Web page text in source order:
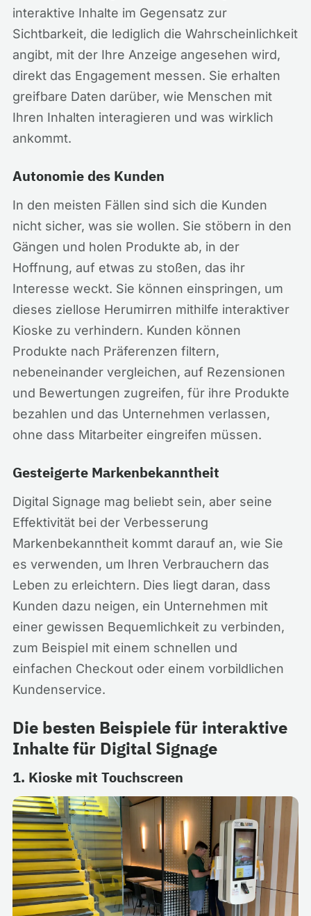
interaktive Inhalte im Gegensatz zur
Sichtbarkeit, die lediglich die Wahrscheinlichkeit
angibt, mit der Ihre Anzeige angesehen wird,
direkt das Engagement messen. Sie erhalten
greifbare Daten darüber, wie Menschen mit
Ihren Inhalten interagieren und was wirklich
ankommt.
Autonomie des Kunden
In den meisten Fällen sind sich die Kunden
nicht sicher, was sie wollen. Sie stöbern in den
Gängen und holen Produkte ab, in der
Hoffnung, auf etwas zu stoßen, das ihr
Interesse weckt. Sie können einspringen, um
dieses ziellose Herumirren mithilfe interaktiver
Kioske zu verhindern. Kunden können
Produkte nach Präferenzen filtern,
nebeneinander vergleichen, auf Rezensionen
und Bewertungen zugreifen, für ihre Produkte
bezahlen und das Unternehmen verlassen,
ohne dass Mitarbeiter eingreifen müssen.
Gesteigerte Markenbekanntheit
Digital Signage mag beliebt sein, aber seine
Effektivität bei der Verbesserung
Markenbekanntheit kommt darauf an, wie Sie
es verwenden, um Ihren Verbrauchern das
Leben zu erleichtern. Dies liegt daran, dass
Kunden dazu neigen, ein Unternehmen mit
einer gewissen Bequemlichkeit zu verbinden,
zum Beispiel mit einem schnellen und
einfachen Checkout oder einem vorbildlichen
Kundenservice.
Die besten Beispiele für interaktive
Inhalte für Digital Signage
1. Kioske mit Touchscreen